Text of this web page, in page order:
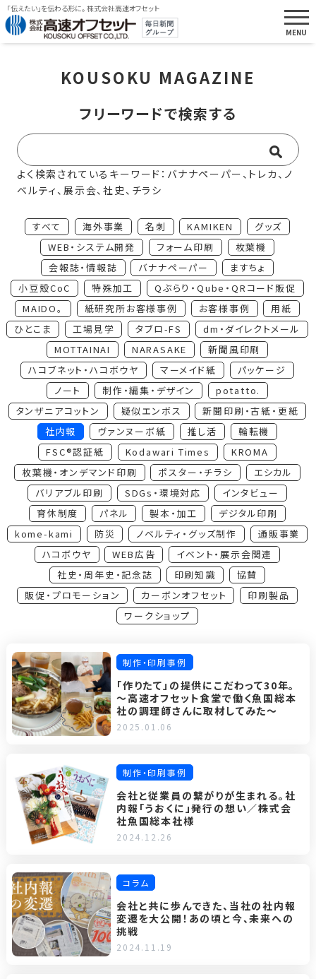
「伝えたい」を伝わる形に。 株式会社高速オフセット
KOUSOKU MAGAZINE
フリーワードで検索する
よく検索されているキーワード：バナナペーパー、トレカ、ノ
ベルティ、展示会、社史、チラシ
すべて 海外事業 名刺 KAMIKEN
グッズ
WEB・システム開発
フォーム印刷
枚葉機
会報誌・情報誌
バナナペーパー
ますちょ
小豆殻CoC
特殊加工
Qぶらり・Qube・QRコード販促
MAIDO。
紙研究所お客様事例 お客様事例
用紙
ひとこま
工場見学 タブロ-FS
dm・ダイレクトメール
MOTTAINAI
NARASAKE
新聞風印刷
ハコブネット・ハコボウヤ
マーメイド紙
パッケージ
ノート
制作・編集・デザイン
potatto.
タンザニアコットン
疑似エンボス
新聞印刷・古紙・更紙
社内報
ヴァンヌーボ紙 推し活
輪転機
FSC®認証紙
Kodawari Times
KROMA
枚葉機・オンデマンド印刷
ポスター・チラシ
エシカル
バリアブル印刷
SDGs・環境対応
インタビュー
育休制度
パネル 製本・加工
デジタル印刷
kome-kami
防災 ノベルティ・グッズ制作
通販事業
ハコボウヤ
WEB広告
イベント・展示会関連
社史・周年史・記念誌
印刷知識
協賛
販促・プロモーション
カーボンオフセット
印刷製品
ワークショップ
制作・印刷事例
「作りたて」の提供にこだわって30年。
～高速オフセット食堂で働く魚国総本
社の調理師さんに取材してみた～
2025.01.06
制作・印刷事例
会社と従業員の繋がりが生まれる。社
内報「うおくに」発行の想い／株式会
社魚国総本社様
2024.12.26
コラム
会社と共に歩んできた、当社の社内報
変遷を大公開！あの頃と今、未来への
挑戦
2024.11.19